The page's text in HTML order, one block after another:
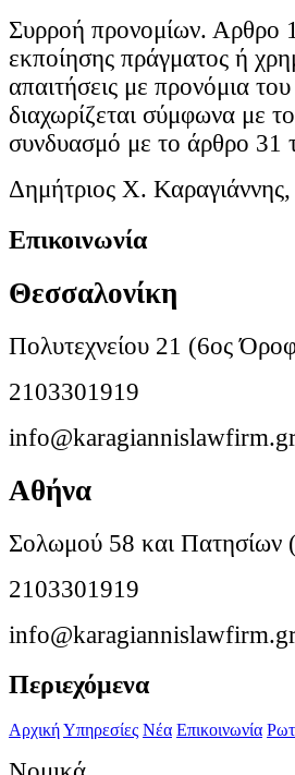
Συρροή προνομίων. Αρθρο
εκποίησης πράγματος ή
απαιτήσεις με προνόμια
διαχωρίζεται σύμφωνα με
συνδυασμό με το άρθρο 31
Δημήτριος Χ.
Επικοινωνία
Θεσσαλονίκη
Πολυτεχνείου 21 (6ος
2103301919
Αθήνα
Σολωμού 58 και
2103301919
Περιεχόμενα
ΑρχικήΥπηρεσίες Νέα Επικοινωνία